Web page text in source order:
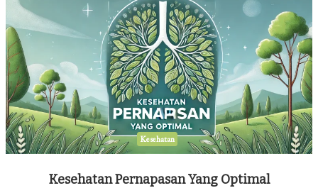
Olahraga
Ringan
Kesehatan
Kesehatan Pernapasan Yang Optimal